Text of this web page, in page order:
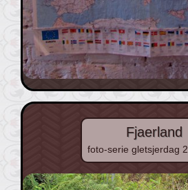
Fjaerland
foto-serie gletsjerdag